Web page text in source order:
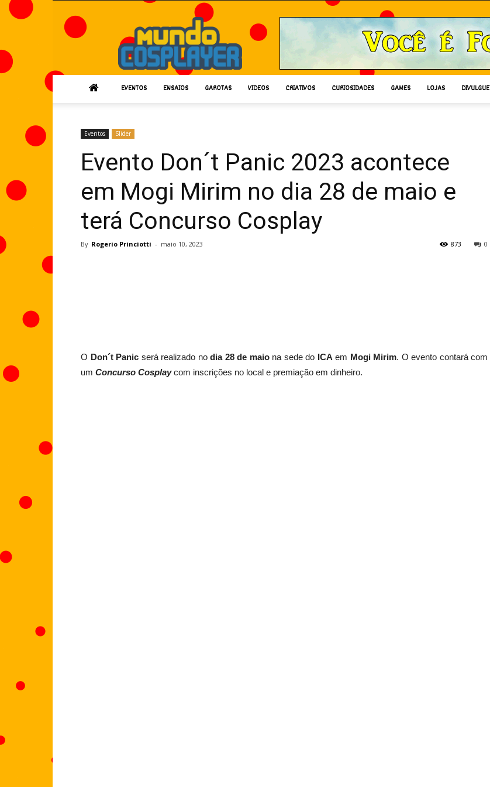
Cosplayer
EVENTOS ENSAIOS GAROTAS VIDEOS CRIATIVOS CURIOSIDADES GAMES LOJAS DIVULGUE
Eventos Slider
Evento Don´t Panic 2023 acontece
em Mogi Mirim no dia 28 de maio e
terá Concurso Cosplay
By Rogerio Princiotti - maio 10, 2023 0
873
O Don´t Panic será realizado no dia 28 de maiona sede do ICA em Mogi Mirim. O evento contará com
um Concurso Cosplay com inscrições no local e premiação em dinheiro.